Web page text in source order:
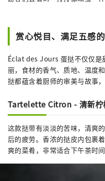
赏心悦目、满足五感
Éclat des Jours 蛋挞不仅仅是
丽，食材的香气、质地、温度
挞都蕴含着厨师的审美与故事
Tartelette Citron - 清新柠
这款挞带有淡淡的苦味，清爽
后的疲劳。香浓的挞皮内包裹
爽的菜肴，非常适合下午茶时间